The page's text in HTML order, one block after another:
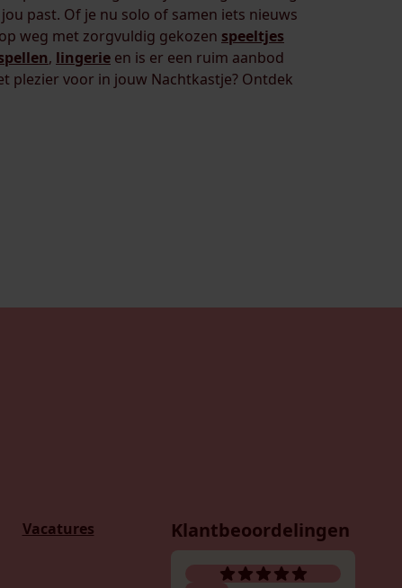
past. Of je nu solo of samen iets nieuws
weg met zorgvuldig gekozen speeltjes
, lingerie en is er een ruim aanbod
plezier voor in jouw Nachtkastje? Ontdek
Vacatures Klantbeoordelingen